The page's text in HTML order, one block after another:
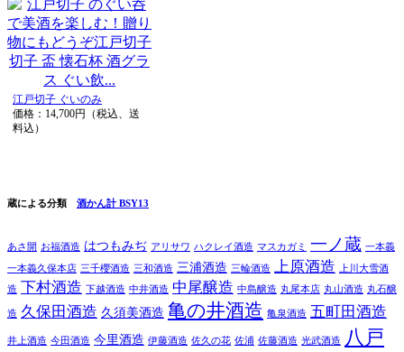
江戸切子 ぐいのみ
価格：14,700円（税込、送
料込）
蔵による分類 酒かん計 BSY13
あさ開 お福酒造 はつもみぢ アリサワ ハクレイ酒造 マスカガミ 一ノ蔵 一本義
一本義久保本店 三千櫻酒造 三和酒造 三浦酒造 三輪酒造 上原酒造 上川大雪酒
造 下村酒造 下越酒造 中井酒造 中尾醸造 中島醸造 丸尾本店 丸山酒造 丸石醸
造 久保田酒造 久須美酒造 亀の井酒造 亀泉酒造 五町田酒造
井上酒造 今田酒造 今里酒造 伊藤酒造 佐久の花 佐浦 佐藤酒造 光武酒造
八戸